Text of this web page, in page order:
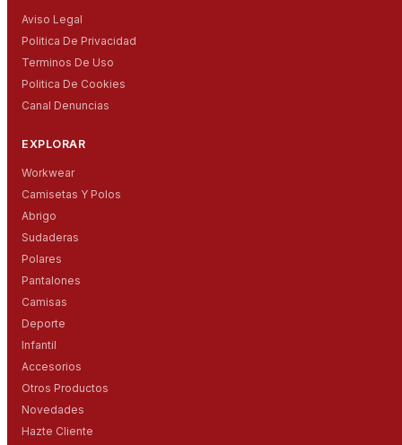
Aviso Legal
Politica De Privacidad
Terminos De Uso
Politica De Cookies
Canal Denuncias
EXPLORAR
Workwear
Camisetas Y Polos
Abrigo
Sudaderas
Polares
Pantalones
Camisas
Deporte
Infantil
Accesorios
Otros Productos
Novedades
Hazte Cliente